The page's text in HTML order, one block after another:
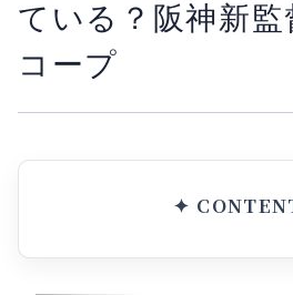
ている？阪神新監
コープ